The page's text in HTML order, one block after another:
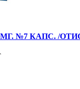
№7 КАПС. /